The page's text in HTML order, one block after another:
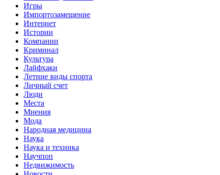
Игры
Импортозамещение
Интернет
Истории
Компании
Криминал
Культура
Лайфхаки
Летние виды спорта
Личный счет
Люди
Места
Мнения
Мода
Народная медицина
Наука
Наука и техника
Научпоп
Недвижимость